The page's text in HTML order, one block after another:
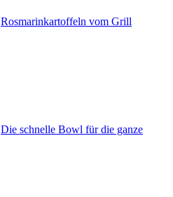
Rosmarinkartoffeln vom Grill
Die schnelle Bowl für die ganze